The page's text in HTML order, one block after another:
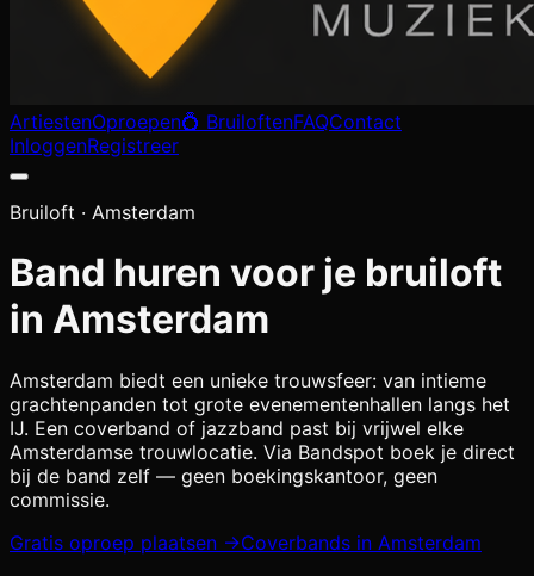
ArtiestenOproepen💍 BruiloftenFAQContact
InloggenRegistreer
Bruiloft · Amsterdam
Band huren voor je bruiloft
in Amsterdam
Amsterdam biedt een unieke trouwsfeer: van intieme
grachtenpanden tot grote evenementenhallen langs het
IJ. Een coverband of jazzband past bij vrijwel elke
Amsterdamse trouwlocatie. Via Bandspot boek je direct
bij de band zelf — geen boekingskantoor, geen
commissie.
Gratis oproep plaatsen →Coverbands in Amsterdam